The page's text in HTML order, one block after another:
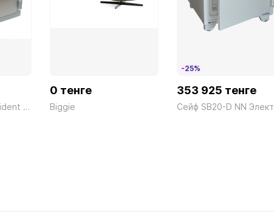
PR07Cipria
Сейф MS2-2К President ш330*г368*в438 40кг
0 тенге
Biggie
-25%
353 925 тенге